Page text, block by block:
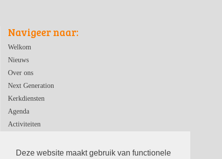
Deze website maakt gebruik van functionele
Navigeer naar:
Welkom
Nieuws
Over ons
Next Generation
Kerkdiensten
Agenda
Activiteiten